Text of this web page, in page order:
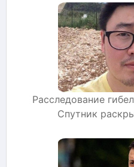
Расследование
Спутник